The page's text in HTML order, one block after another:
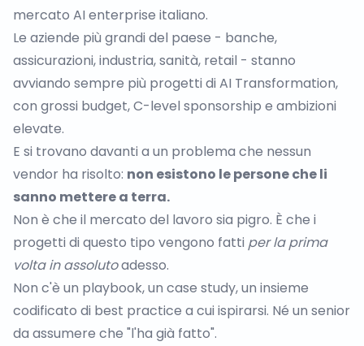
mercato AI enterprise italiano.
Le aziende più grandi del paese - banche,
assicurazioni, industria, sanità, retail - stanno
avviando sempre più progetti di AI Transformation,
con grossi budget, C-level sponsorship e ambizioni
elevate.
E si trovano davanti a un problema che nessun
vendor ha risolto: non esistono le persone che li
sanno mettere a terra.
Non è che il mercato del lavoro sia pigro. È che i
progetti di questo tipo vengono fatti per la prima
volta in assolutoadesso.
Non c'è un playbook, un case study, un insieme
codificato di best practice a cui ispirarsi. Né un senior
da assumere che "l'ha già fatto".